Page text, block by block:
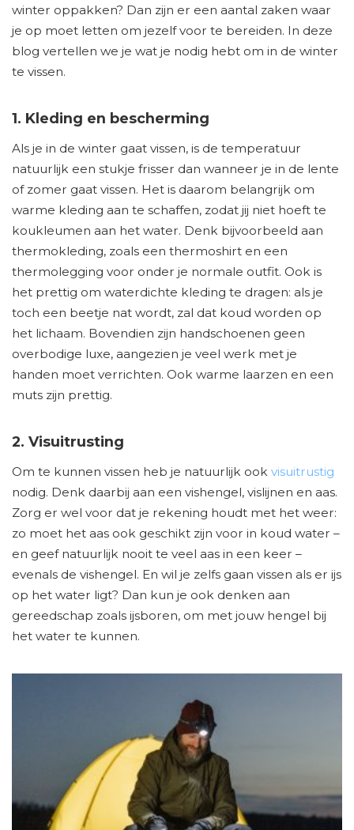
winter oppakken? Dan zijn er een aantal zaken waar
je op moet letten om jezelf voor te bereiden. In deze
blog vertellen we je wat je nodig hebt om in de winter
te vissen.
1. Kleding en bescherming
Als je in de winter gaat vissen, is de temperatuur
natuurlijk een stukje frisser dan wanneer je in de lente
of zomer gaat vissen. Het is daarom belangrijk om
warme kleding aan te schaffen, zodat jij niet hoeft te
koukleumen aan het water. Denk bijvoorbeeld aan
thermokleding, zoals een thermoshirt en een
thermolegging voor onder je normale outfit. Ook is
het prettig om waterdichte kleding te dragen: als je
toch een beetje nat wordt, zal dat koud worden op
het lichaam. Bovendien zijn handschoenen geen
overbodige luxe, aangezien je veel werk met je
handen moet verrichten. Ook warme laarzen en een
muts zijn prettig.
2. Visuitrusting
Om te kunnen vissen heb je natuurlijk ook visuitrustig
nodig. Denk daarbij aan een vishengel, vislijnen en aas.
Zorg er wel voor dat je rekening houdt met het weer:
zo moet het aas ook geschikt zijn voor in koud water –
en geef natuurlijk nooit te veel aas in een keer –
evenals de vishengel. En wil je zelfs gaan vissen als er ijs
op het water ligt? Dan kun je ook denken aan
gereedschap zoals ijsboren, om met jouw hengel bij
het water te kunnen.